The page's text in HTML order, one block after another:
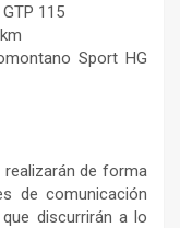
115
Sport HG
de forma
de comunicación
discurrirán a lo